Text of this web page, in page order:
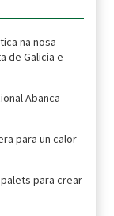
na nosa
de Galicia e
Abanca
para un calor
para crear